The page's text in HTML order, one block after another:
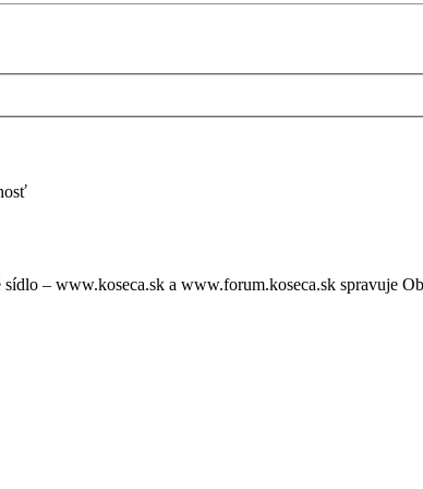
– www.koseca.sk a www.forum.koseca.sk spravuje